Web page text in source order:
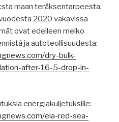
maan teräksentarpeesta.
2020 vakavissa
ovat edelleen melko
ja autoteollisuudesta:
dry-bulk-
after-16-5-drop-in-
energiakuljetuksille:
eia-red-sea-